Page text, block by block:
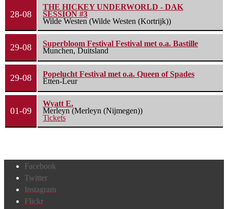
28-08
THE HICKEY UNDERWORLD - DAK
SESSION #3
Wilde Westen (Wilde Westen (Kortrijk))
29-08
Superbloom Festival Festival met o.a. Bastille
Munchen, Duitsland
29-08
Popelucht Festival met o.a. Queen of Spades
Etten-Leur
01-09
Wyatt E.
Merleyn (Merleyn (Nijmegen))
Tickets
Facebook
Twitter
Instagram
Flickr